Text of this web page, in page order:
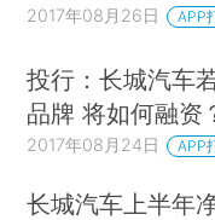
2017年08月26日 APP
投行：长城汽车
品牌 将如何融资
2017年08月24日 APP
长城汽车上半年